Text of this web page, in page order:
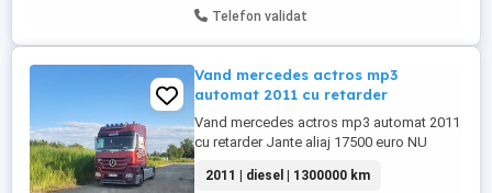
Telefon validat
Vand mercedes actros mp3
automat 2011 cu retarder
Vand mercedes actros mp3 automat 2011
cu retarder Jante aliaj 17500 euro NU
2011 | diesel | 1300000 km